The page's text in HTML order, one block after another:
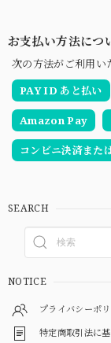
お支払い方法につ
次の方法がご利用い
PAY ID あと払い
Amazon Pay
コンビニ決済ま
SEARCH
NOTICE
プライバシーポ
特定商取引法に